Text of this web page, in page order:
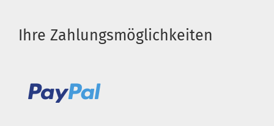
Ihre Zahlungsmöglichkeiten